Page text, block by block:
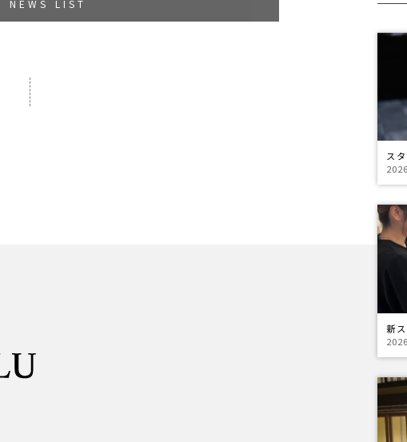
NEWS LIST
ス
新